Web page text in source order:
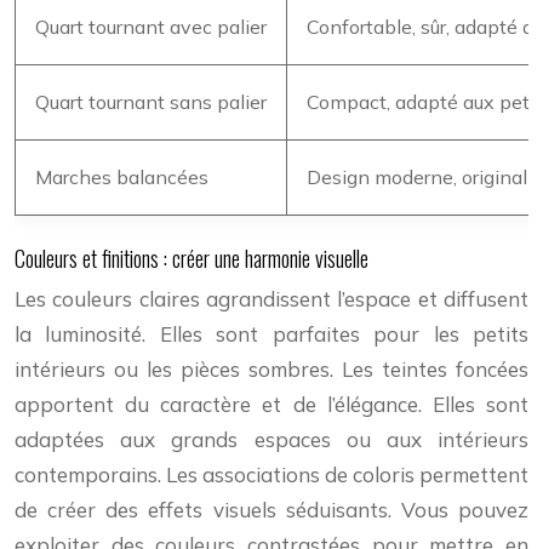
Quart tournant avec palier Confortable, sûr, adapté
Quart tournant sans palier Compact, adapté aux
Marches balancées Design moderne, original
Couleurs et finitions : créer une harmonie visuelle
Les couleurs claires agrandissent l’espace et diffusent
la luminosité. Elles sont parfaites pour les petits
intérieurs ou les pièces sombres. Les teintes foncées
apportent du caractère et de l’élégance. Elles sont
adaptées aux grands espaces ou aux intérieurs
contemporains. Les associations de coloris permettent
de créer des effets visuels séduisants. Vous pouvez